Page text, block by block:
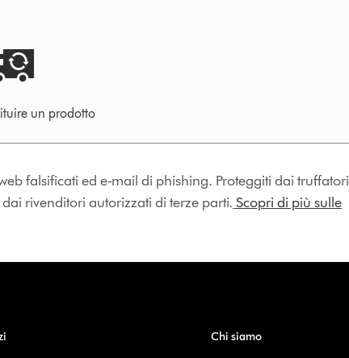
un prodotto
falsificati ed e-mail di phishing. Proteggiti dai truffatori
rivenditori autorizzati di terze parti. Scopri di più sulle
Chi siamo